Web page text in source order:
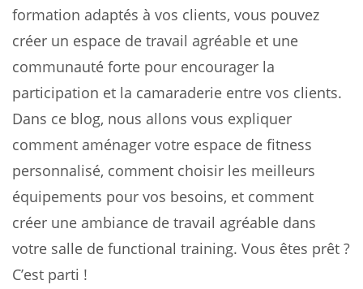
formation adaptés à vos clients, vous pouvez
créer un espace de travail agréable et une
communauté forte pour encourager la
participation et la camaraderie entre vos clients.
Dans ce blog, nous allons vous expliquer
comment aménager votre espace de fitness
personnalisé, comment choisir les meilleurs
équipements pour vos besoins, et comment
créer une ambiance de travail agréable dans
votre salle de functional training. Vous êtes prêt ?
C’est parti !